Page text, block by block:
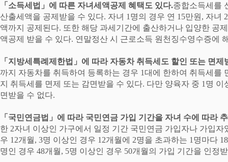
「 소득세법 」 에 따른 자녀세액공제 혜택도 있다.종합소득세를
산출세액을 공제받을 수 있다. 자녀 1 명의 경우 연 15만원 , 자녀 2
액까지 공제된다. 또한 해당 과세기간에 출산하거나 입양한 공
액공제 받을 수 있다. 연말정산 시 근로소득 원천징수영수증에
「 지방세특례제한법 」 에 따라 자동차 취득세도 할인 또는 면제
까지 자동차를 취득하여 등록하는 경우 1대에 한하여 취득세를
지 취득세를 면제 또는 감면받을 수 있다. 다만 양육자 중 1 명 이
면받을 수 없다.
「 국민연금법 」 에 따라 국민연금 가입 기간을 자녀 수에 따라
한 2자녀 이상인 가구에서 일정 기간 국민연금 가입자나 가입
우 12개월, 3명 이상인 경우 12개월에 2명을 초과하는 1 명마다 18
명인 경우 48개월, 5명 이상인 경우 50개월의 가입 기간을 인정